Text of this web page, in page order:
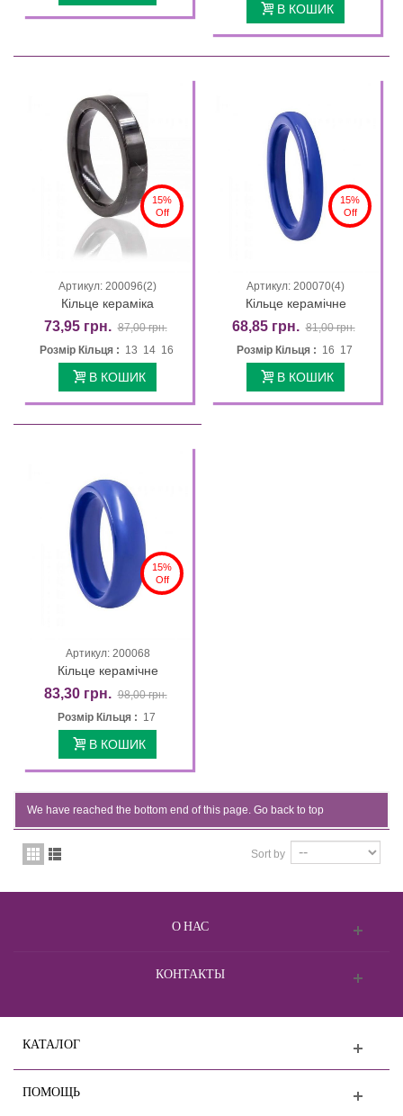
В КОШИК
15%
Off
Артикул: 200096(2)
Кільце кераміка
73,95 грн. 87,00 грн.
Розмір Кільця : 13 14 16
В КОШИК
15%
Off
Артикул: 200070(4)
Кільце керамічне
68,85 грн. 81,00 грн.
Розмір Кільця : 16 17
В КОШИК
15%
Off
Артикул: 200068
Кільце керамічне
83,30 грн. 98,00 грн.
Розмір Кільця : 17
В КОШИК
We have reached the bottom end of this page. Go back to top
Sort by
О НАС
КОНТАКТЫ
КАТАЛОГ
ПОМОЩЬ